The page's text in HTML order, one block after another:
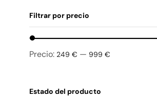
Filtrar por precio
Precio: 249 € — 999 €
Estado del producto